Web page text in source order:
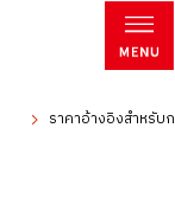
ราคาอ้างอิงสำหรับ